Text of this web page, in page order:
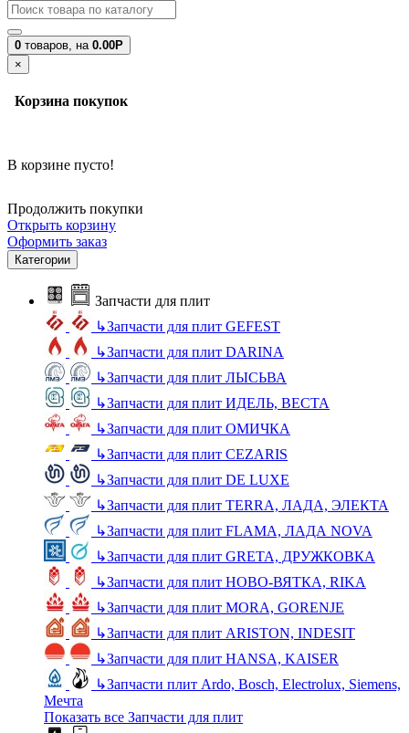
0 товаров, на 0.00Р
×
Корзина покупок
В корзине пусто!
Продолжить покупки
Открыть корзину
Оформить заказ
Категории
Запчасти для плит
↳Запчасти для плит GEFEST
↳Запчасти для плит DARINA
↳Запчасти для плит ЛЫСЬВА
↳Запчасти для плит ИДЕЛЬ, ВЕСТА
↳Запчасти для плит ОМИЧКА
↳Запчасти для плит CEZARIS
↳Запчасти для плит DE LUXE
↳Запчасти для плит TERRA, ЛАДА, ЭЛЕКТА
↳Запчасти для плит FLAMA, ЛАДА NOVA
↳Запчасти для плит GRETA, ДРУЖКОВКА
↳Запчасти для плит НОВО-ВЯТКА, RIKA
↳Запчасти для плит MORA, GORENJE
↳Запчасти для плит ARISTON, INDESIT
↳Запчасти для плит HANSA, KAISER
↳Запчасти плит Ardo, Bosch, Electrolux, Siemens,
Мечта
Показать все Запчасти для плит